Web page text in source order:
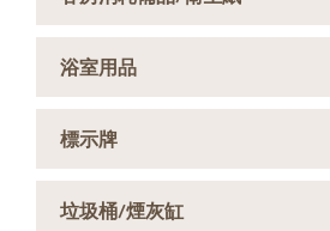
浴室用品
標示牌
垃圾桶/煙灰缸